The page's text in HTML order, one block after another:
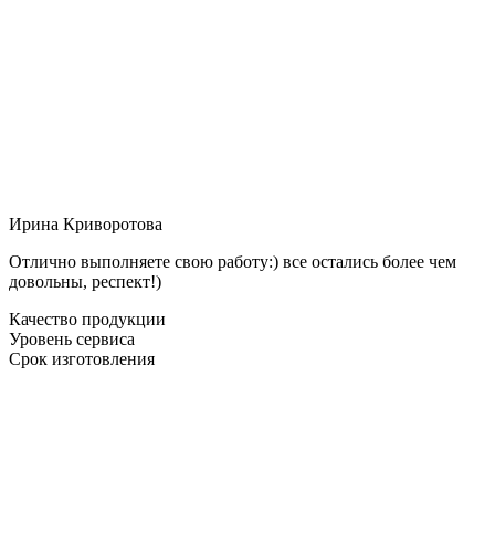
Ирина Криворотова
Отлично выполняете свою работу:) все остались более чем
довольны, респект!)
Качество продукции
Уровень сервиса
Срок изготовления